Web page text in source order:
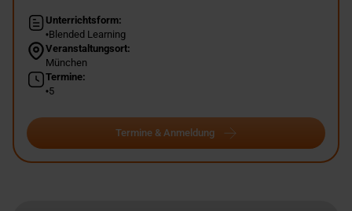
Unterrichtsform:
Blended Learning
Veranstaltungsort:
München
Termine:
5
Termine & Anmeldung